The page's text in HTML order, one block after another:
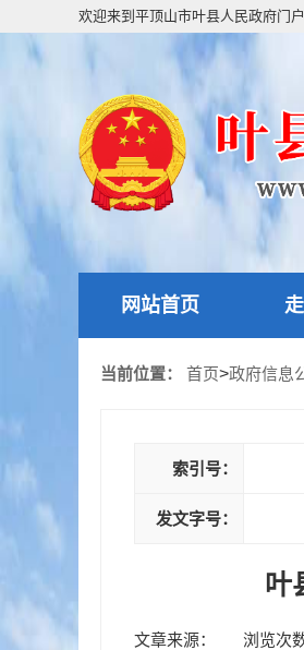
欢迎来到平顶山市叶县人民政府门
网站首页
当前位置： 首页>政府信息
索引号：
发文字号：
叶
文章来源： 浏览次数